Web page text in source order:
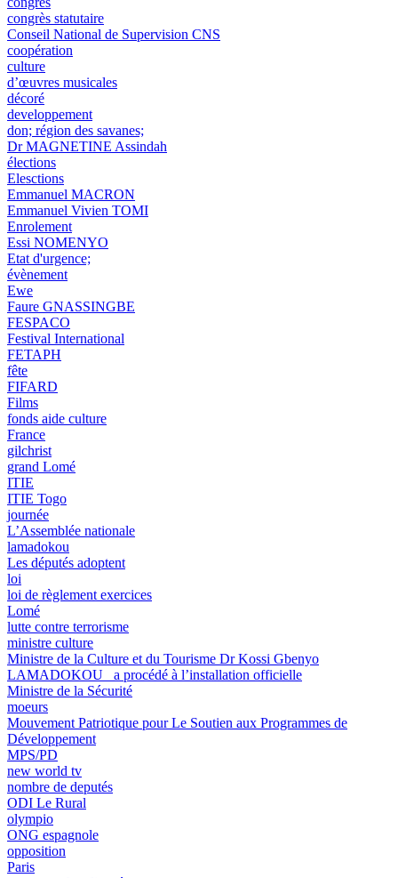
congrès statutaire
Conseil National de Supervision CNS
coopération
culture
d’œuvres musicales
décoré
developpement
don; région des savanes;
Dr MAGNETINE Assindah
élections
Elesctions
Emmanuel MACRON
Emmanuel Vivien TOMI
Enrolement
Essi NOMENYO
Etat d'urgence;
évènement
Ewe
Faure GNASSINGBE
FESPACO
Festival International
FETAPH
fête
FIFARD
Films
fonds aide culture
France
gilchrist
grand Lomé
ITIE
ITIE Togo
journée
L’Assemblée nationale
lamadokou
Les députés adoptent
loi
loi de règlement exercices
Lomé
lutte contre terrorisme
ministre culture
Ministre de la Culture et du Tourisme Dr Kossi Gbenyo
LAMADOKOU a procédé à l’installation officielle
Ministre de la Sécurité
moeurs
Mouvement Patriotique pour Le Soutien aux Programmes de
Développement
MPS/PD
new world tv
nombre de deputés
ODI Le Rural
olympio
ONG espagnole
opposition
Paris